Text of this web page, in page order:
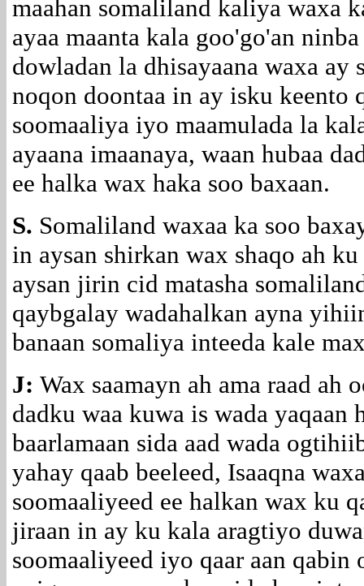
maahan somaliland kaliya waxa
ayaa maanta kala goo'go'an
dowladan la dhisayaana waxa ay
noqon doontaa in ay isku keento
soomaaliya iyo maamulada la
ayaana imaanaya, waan hubaa
ee halka wax haka soo baxaan.
S. Somaliland waxaa ka soo
in aysan shirkan wax shaqo ah
aysan jirin cid matasha
qaybgalay wadahalkan ayna
banaan somaliya inteeda kale
J: Wax saamayn ah ama raad ah
dadku waa kuwa is wada yaqaan
baarlamaan sida aad wada
yahay qaab beeleed, Isaaqna
soomaaliyeed ee halkan wax ku
jiraan in ay ku kala aragtiyo
soomaaliyeed iyo qaar aan qabin